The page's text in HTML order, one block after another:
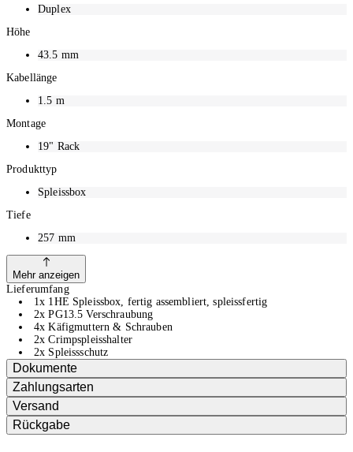
Duplex
Höhe
43.5 mm
Kabellänge
1.5 m
Montage
19" Rack
Produkttyp
Spleissbox
Tiefe
257 mm
Mehr anzeigen
Lieferumfang
1x 1HE Spleissbox, fertig assembliert, spleissfertig
2x PG13.5 Verschraubung
4x Käfigmuttern & Schrauben
2x Crimpspleisshalter
2x Spleissschutz
Dokumente
Zahlungsarten
Versand
Rückgabe